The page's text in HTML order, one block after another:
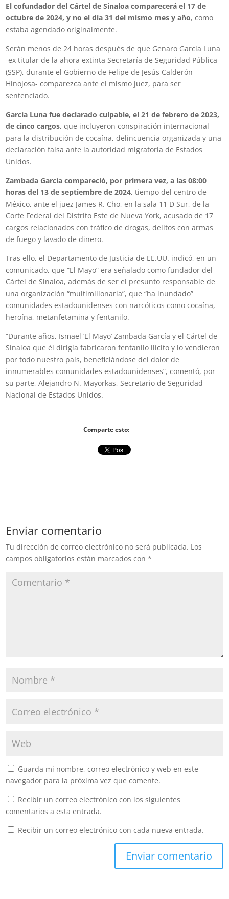
El cofundador del Cártel de Sinaloa comparecerá el 17 de
octubre de 2024, y no el día 31 del mismo mes y año, como
estaba agendado originalmente.
Serán menos de 24 horas después de que Genaro García Luna
-ex titular de la ahora extinta Secretaría de Seguridad Pública
(SSP), durante el Gobierno de Felipe de Jesús Calderón
Hinojosa- comparezca ante el mismo juez, para ser
sentenciado.
García Luna fue declarado culpable, el 21 de febrero de 2023,
de cinco cargos, que incluyeron conspiración internacional
para la distribución de cocaína, delincuencia organizada y una
declaración falsa ante la autoridad migratoria de Estados
Unidos.
Zambada García compareció, por primera vez, a las 08:00
horas del 13 de septiembre de 2024, tiempo del centro de
México, ante el juez James R. Cho, en la sala 11 D Sur, de la
Corte Federal del Distrito Este de Nueva York, acusado de 17
cargos relacionados con tráfico de drogas, delitos con armas
de fuego y lavado de dinero.
Tras ello, el Departamento de Justicia de EE.UU. indicó, en un
comunicado, que “El Mayo” era señalado como fundador del
Cártel de Sinaloa, además de ser el presunto responsable de
una organización “multimillonaria”, que “ha inundado”
comunidades estadounidenses con narcóticos como cocaína,
heroína, metanfetamina y fentanilo.
“Durante años, Ismael ‘El Mayo’ Zambada García y el Cártel de
Sinaloa que él dirigía fabricaron fentanilo ilícito y lo vendieron
por todo nuestro país, beneficiándose del dolor de
innumerables comunidades estadounidenses”, comentó, por
su parte, Alejandro N. Mayorkas, Secretario de Seguridad
Nacional de Estados Unidos.
Comparte esto:
Enviar comentario
Tu dirección de correo electrónico no será publicada. Los
campos obligatorios están marcados con*
Guarda mi nombre, correo electrónico y web en este
navegador para la próxima vez que comente.
Recibir un correo electrónico con los siguientes
comentarios a esta entrada.
Recibir un correo electrónico con cada nueva entrada.